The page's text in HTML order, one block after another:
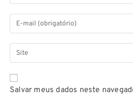
Salvar meus dados neste